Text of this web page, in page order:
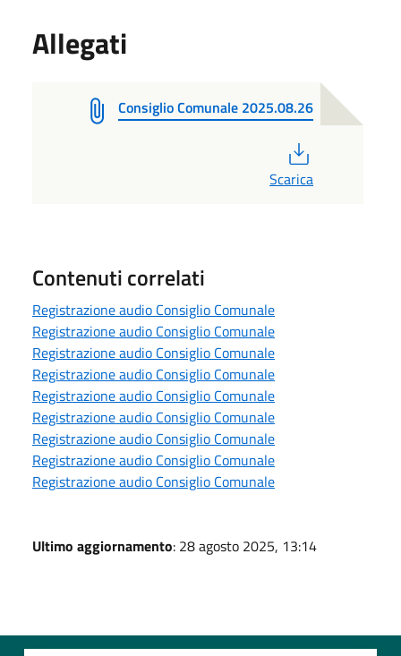
Allegati
Consiglio Comunale 2025.08.26
Scarica
Contenuti correlati
Registrazione audio Consiglio Comunale
Registrazione audio Consiglio Comunale
Registrazione audio Consiglio Comunale
Registrazione audio Consiglio Comunale
Registrazione audio Consiglio Comunale
Registrazione audio Consiglio Comunale
Registrazione audio Consiglio Comunale
Registrazione audio Consiglio Comunale
Registrazione audio Consiglio Comunale
Ultimo aggiornamento: 28 agosto 2025, 13:14